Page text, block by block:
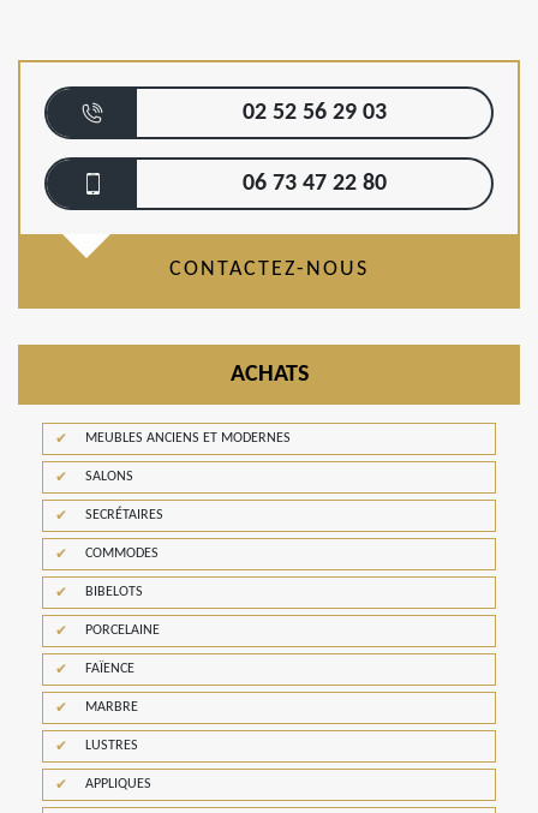
02 52 56 29 03
06 73 47 22 80
CONTACTEZ-NOUS
ACHATS
MEUBLES ANCIENS ET MODERNES
SALONS
SECRÉTAIRES
COMMODES
BIBELOTS
PORCELAINE
FAÏENCE
MARBRE
LUSTRES
APPLIQUES